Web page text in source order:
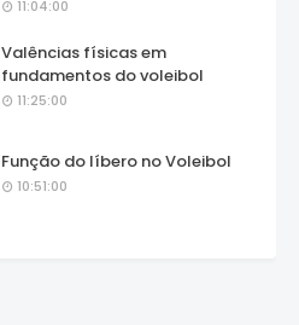
11:04:00
Valências físicas em
fundamentos do voleibol
11:25:00
Função do líbero no Voleibol
10:51:00